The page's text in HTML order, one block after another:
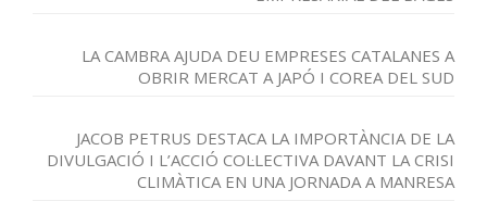
LA CAMBRA AJUDA DEU EMPRESES CATALANES A
OBRIR MERCAT A JAPÓ I COREA DEL SUD
JACOB PETRUS DESTACA LA IMPORTÀNCIA DE LA
DIVULGACIÓ I L’ACCIÓ COL·LECTIVA DAVANT LA CRISI
CLIMÀTICA EN UNA JORNADA A MANRESA